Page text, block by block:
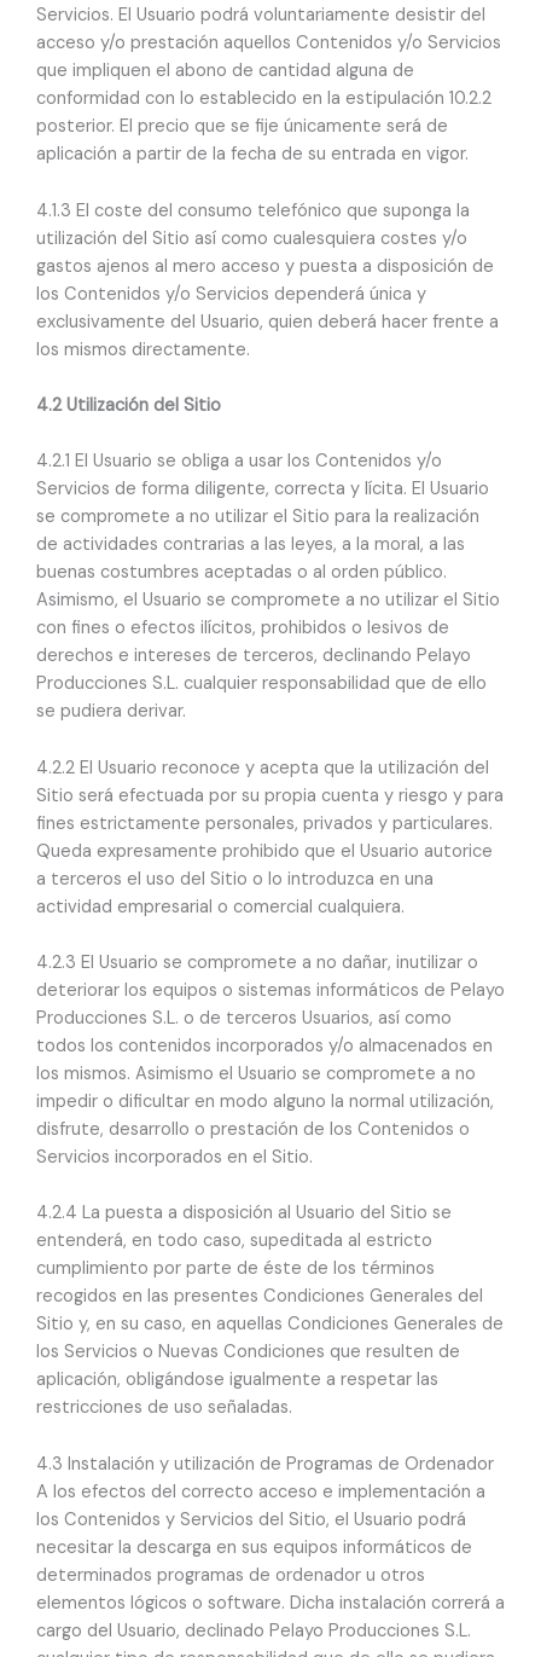
Servicios. El Usuario podrá voluntariamente desistir del
acceso y/o prestación aquellos Contenidos y/o Servicios
que impliquen el abono de cantidad alguna de
conformidad con lo establecido en la estipulación 10.2.2
posterior. El precio que se fije únicamente será de
aplicación a partir de la fecha de su entrada en vigor.
4.1.3 El coste del consumo telefónico que suponga la
utilización del Sitio así como cualesquiera costes y/o
gastos ajenos al mero acceso y puesta a disposición de
los Contenidos y/o Servicios dependerá única y
exclusivamente del Usuario, quien deberá hacer frente a
los mismos directamente.
4.2 Utilización del Sitio
4.2.1 El Usuario se obliga a usar los Contenidos y/o
Servicios de forma diligente, correcta y lícita. El Usuario
se compromete a no utilizar el Sitio para la realización
de actividades contrarias a las leyes, a la moral, a las
buenas costumbres aceptadas o al orden público.
Asimismo, el Usuario se compromete a no utilizar el Sitio
con fines o efectos ilícitos, prohibidos o lesivos de
derechos e intereses de terceros, declinando Pelayo
Producciones S.L. cualquier responsabilidad que de ello
se pudiera derivar.
4.2.2 El Usuario reconoce y acepta que la utilización del
Sitio será efectuada por su propia cuenta y riesgo y para
fines estrictamente personales, privados y particulares.
Queda expresamente prohibido que el Usuario autorice
a terceros el uso del Sitio o lo introduzca en una
actividad empresarial o comercial cualquiera.
4.2.3 El Usuario se compromete a no dañar, inutilizar o
deteriorar los equipos o sistemas informáticos de Pelayo
Producciones S.L. o de terceros Usuarios, así como
todos los contenidos incorporados y/o almacenados en
los mismos. Asimismo el Usuario se compromete a no
impedir o dificultar en modo alguno la normal utilización,
disfrute, desarrollo o prestación de los Contenidos o
Servicios incorporados en el Sitio.
4.2.4 La puesta a disposición al Usuario del Sitio se
entenderá, en todo caso, supeditada al estricto
cumplimiento por parte de éste de los términos
recogidos en las presentes Condiciones Generales del
Sitio y, en su caso, en aquellas Condiciones Generales de
los Servicios o Nuevas Condiciones que resulten de
aplicación, obligándose igualmente a respetar las
restricciones de uso señaladas.
4.3 Instalación y utilización de Programas de Ordenador
A los efectos del correcto acceso e implementación a
los Contenidos y Servicios del Sitio, el Usuario podrá
necesitar la descarga en sus equipos informáticos de
determinados programas de ordenador u otros
elementos lógicos o software. Dicha instalación correrá a
cargo del Usuario, declinado Pelayo Producciones S.L.